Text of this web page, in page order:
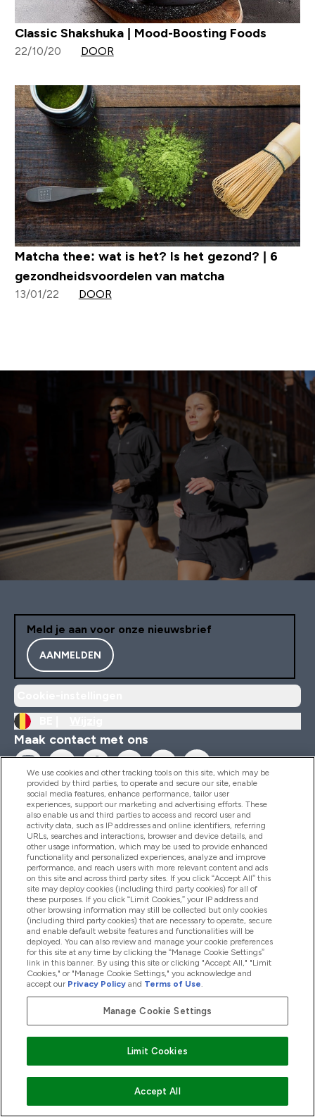
Classic Shakshuka | Mood-Boosting Foods
22/10/20 DOOR
Matcha thee: wat is het? Is het gezond? | 6
gezondheidsvoordelen van matcha
13/01/22 DOOR
Meld je aan voor onze nieuwsbrief
AANMELDEN
Maak contact met ons
Handige Links
Producten
Company Information
Loyalty & Rewards
2026 The Hut.com Ltd
We use cookies and other tracking tools on this site, which may be
provided by third parties, to operate and secure our site, enable
social media features, enhance performance, tailor user
experiences, support our marketing and advertising efforts. These
also enable us and third parties to access and record user and
activity data, such as IP addresses and online identifiers, referring
URLs, searches and interactions, browser and device details, and
other usage information, which may be used to provide enhanced
functionality and personalized experiences, analyze and improve
performance, and reach users with more relevant content and ads
on this site and across third party sites. If you click “Accept All” this
site may deploy cookies (including third party cookies) for all of
these purposes. If you click “Limit Cookies,” your IP address and
other browsing information may still be collected but only cookies
(including third party cookies) that are necessary to operate, secure
and enable default website features and functionalities will be
deployed. You can also review and manage your cookie preferences
for this site at any time by clicking the “Manage Cookie Settings”
link in this banner. By using this site or clicking "Accept All," "Limit
Cookies," or "Manage Cookie Settings," you acknowledge and
accept our Privacy Policy and Terms of Use.
Manage Cookie Settings
Limit Cookies
Accept All